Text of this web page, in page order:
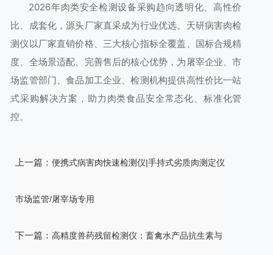
2026年肉类安全检测设备采购趋向透明化、高性价
比、成套化，源头厂家直采成为行业优选。天研病害肉检
测仪以厂家直销价格、三大核心指标全覆盖、国标合规精
度、全场景适配、完善售后的核心优势，为屠宰企业、市
场监管部门、食品加工企业、检测机构提供高性价比一站
式采购解决方案，助力肉类食品安全常态化、标准化管
控。
上一篇： 便携式病害肉快速检测仪|手持式劣质肉测定仪
市场监管/屠宰场专用
下一篇： 高精度兽药残留检测仪：畜禽水产品抗生素与